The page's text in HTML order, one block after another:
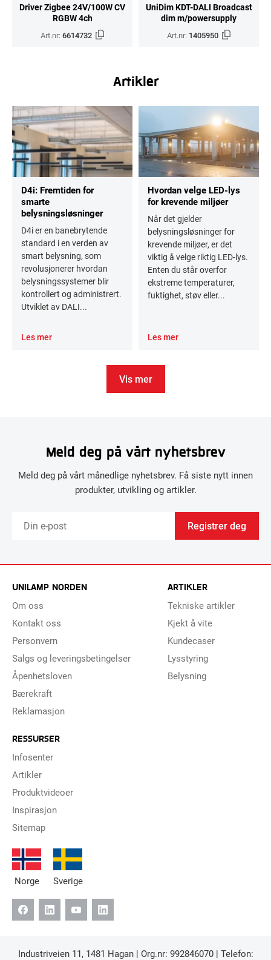
Driver Zigbee 24V/100W CV
RGBW 4ch
Art.nr:6614732
UniDim KDT-DALI Broadcast
dim m/powersupply
Art.nr: 1405950
Artikler
D4i: Fremtiden for
smarte
belysningsløsninger
D4i er en banebrytende
standard i en verden av
smart belysning, som
revolusjonerer hvordan
belysningssystemer blir
kontrollert og administrert.
Utviklet av DALI...
Les mer
Hvordan velge LED-lys
for krevende miljøer
Når det gjelder
belysningsløsninger for
krevende miljøer, er det
viktig å velge riktig LED-lys.
Enten du står overfor
ekstreme temperaturer,
fuktighet, støv eller...
Les mer
Vis mer
Meld deg på vårt nyhetsbrev
Meld deg på vårt månedlige nyhetsbrev. Få siste nytt innen
produkter, utvikling og artikler.
Registrer deg
UNILAMP NORDEN
Om oss
Kontakt oss
Personvern
Salgs og leveringsbetingelser
Åpenhetsloven
Bærekraft
Reklamasjon
ARTIKLER
Tekniske artikler
Kjekt å vite
Kundecaser
Lysstyring
Belysning
RESSURSER
Infosenter
Artikler
Produktvideoer
Inspirasjon
Sitemap
Norge Sverige
Industriveien 11, 1481 Hagan | Org.nr: 992846070 | Telefon: